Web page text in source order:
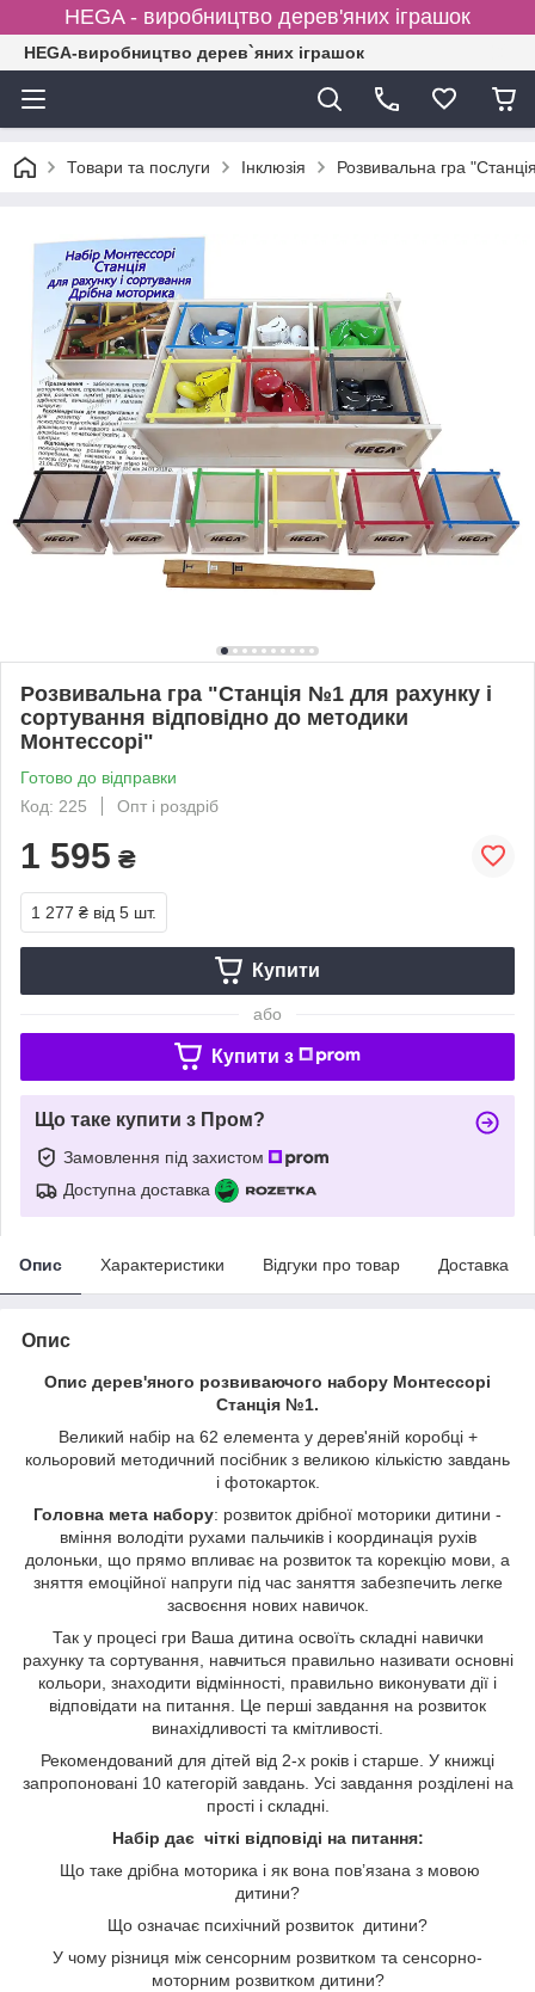
HEGA - виробництво дерев'яних іграшок
HEGA-виробництво дерев`яних іграшок
Товари та послуги Інклюзія Розвивальна гра
Розвивальна гра "Станцiя №1 для рахунку i
сортування вiдповiдно до методики
Moнтeccopi"
Готово до відправки
Код: 225
Опт і роздріб
1 595 ₴
1 277 ₴ від 5 шт.
Купити
або
Купити з
Що таке купити з Пром?
Замовлення під захистом
Доступна доставка
Опис Характеристики Відгуки про товар Доставка
Опис
Опис дерев'яного розвиваючого набору Монтессорі
Станція №1.
Великий набір на 62 елемента у дерев'яній коробці +
кольоровий методичний посібник з великою кількістю завдань
і фотокарток.
Головна мета набору: розвиток дрібної моторики дитини -
вміння володіти рухами пальчиків і координація рухів
долоньки, що прямо впливає на розвиток та корекцію мови, а
зняття емоційної напруги під час заняття забезпечить легке
засвоєння нових навичок.
Так у процесі гри Ваша дитина освоїть складні навички
рахунку та сортування, навчиться правильно називати основні
кольори, знаходити відмінності, правильно виконувати дії і
відповідати на питання. Це перші завдання на розвиток
винахідливості та кмітливості.
Рекомендований для дітей від 2-х років і старше. У книжці
запропоновані 10 категорій завдань. Усі завдання розділені на
прості і складні.
Набір дає чіткі відповіді на питання:
Що таке дрібна моторика і як вона пов’язана з мовою
дитини?
Що означає психічний розвиток дитини?
У чому різниця між сенсорним розвитком та сенсорно-
моторним розвитком дитини?